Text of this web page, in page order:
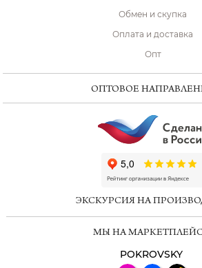
Обмен и скупка
Оплата и доставка
Опт
ОПТОВОЕ
ЭКСКУРСИЯ НА
МЫ НА
POKROVSKY